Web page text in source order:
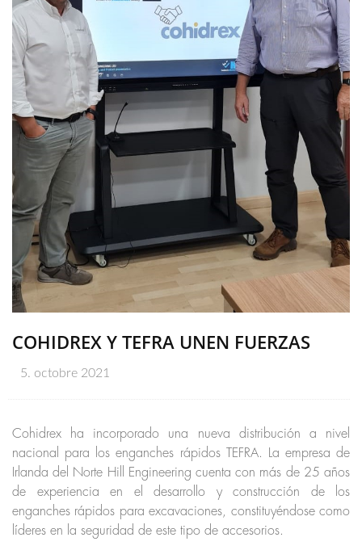
COHIDREX Y TEFRA UNEN FUERZAS
5. octobre 2021
Cohidrex ha incorporado una nueva distribución a nivel
nacional para los enganches rápidos TEFRA. La empresa de
Irlanda del Norte Hill Engineering cuenta con más de 25 años
de experiencia en el desarrollo y construcción de los
enganches rápidos para excavaciones, constituyéndose como
líderes en la seguridad de este tipo de accesorios.